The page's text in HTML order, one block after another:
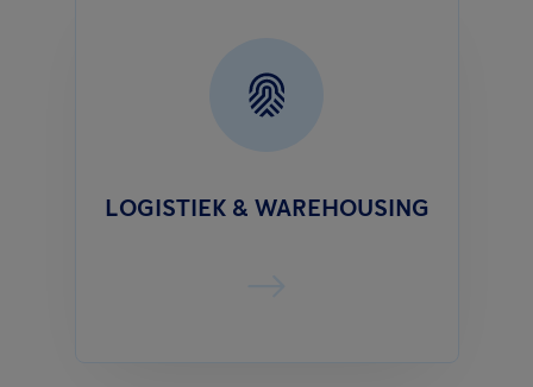
LOGISTIEK & WAREHOUSING